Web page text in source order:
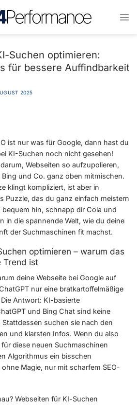
Suchen optimieren:
für bessere Auffindbarkeit
2025
ist nur was für Google, dann hast du
KI-Suchen noch nicht gesehen!
Webseiten so aufzupolieren,
Bing und Co. ganz oben mitmischen.
klingt kompliziert, ist aber in
Puzzle, das du ganz einfach meistern
hin, schnapp dir Cola und
in die spannende Welt, wie du deine
der Suchmaschinen fit machst.
optimieren – warum das
Trend ist
deine Webseite bei Google auf
nur eine bratkartoffelmäßige
Antwort: KI-basierte
und Bing Chat sind keine
Stattdessen suchen sie nach den
und klarsten Infos. Wenn du also
diese neuen Suchmaschinen
Algorithmus ein bisschen
Magie, nur mit scharfem SEO-
Webseiten für KI-Suchen